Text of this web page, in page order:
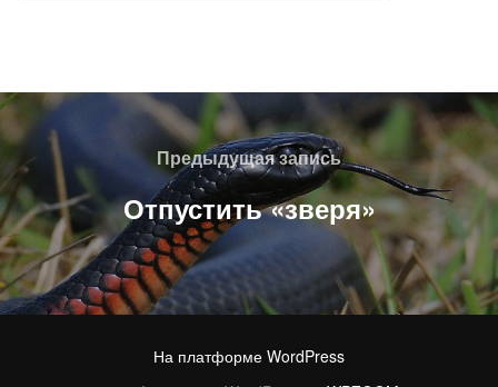
Навигация
по
записям
Предыдущая
запись
Предыдущая запись
Отпустить «зверя»
На платформе WordPress